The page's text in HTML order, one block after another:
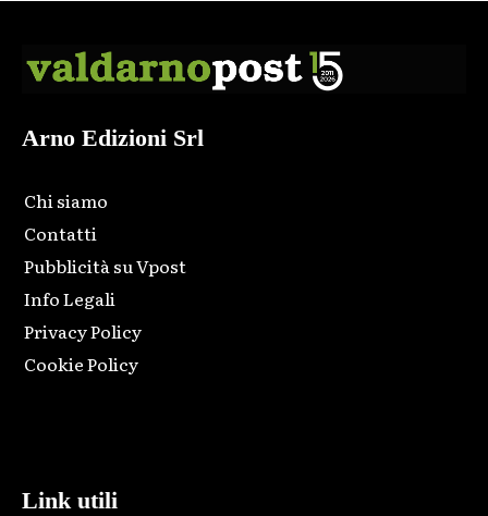
Arno Edizioni Srl
Chi siamo
Contatti
Pubblicità su Vpost
Info Legali
Privacy Policy
Cookie Policy
Link utili